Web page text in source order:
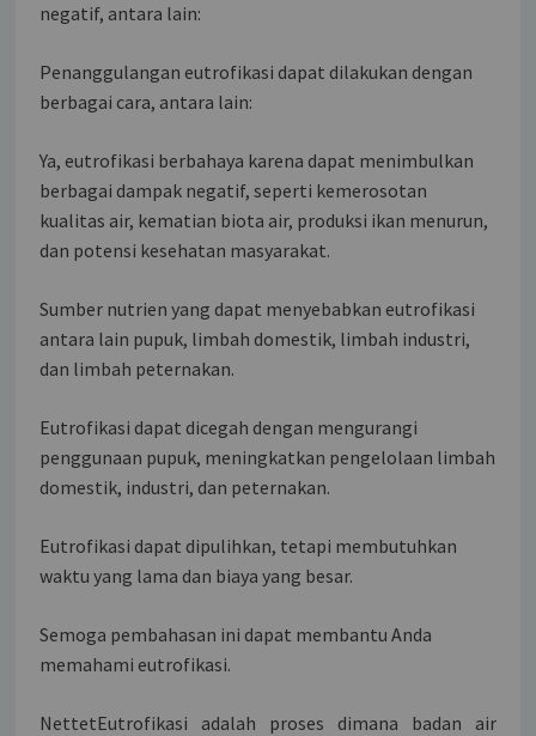
negatif, antara lain:
Penanggulangan eutrofikasi dapat dilakukan dengan
berbagai cara, antara lain:
Ya, eutrofikasi berbahaya karena dapat menimbulkan
berbagai dampak negatif, seperti kemerosotan
kualitas air, kematian biota air, produksi ikan menurun,
dan potensi kesehatan masyarakat.
Sumber nutrien yang dapat menyebabkan eutrofikasi
antara lain pupuk, limbah domestik, limbah industri,
dan limbah peternakan.
Eutrofikasi dapat dicegah dengan mengurangi
penggunaan pupuk, meningkatkan pengelolaan limbah
domestik, industri, dan peternakan.
Eutrofikasi dapat dipulihkan, tetapi membutuhkan
waktu yang lama dan biaya yang besar.
Semoga pembahasan ini dapat membantu Anda
memahami eutrofikasi.
NettetEutrofikasi adalah proses dimana badan air